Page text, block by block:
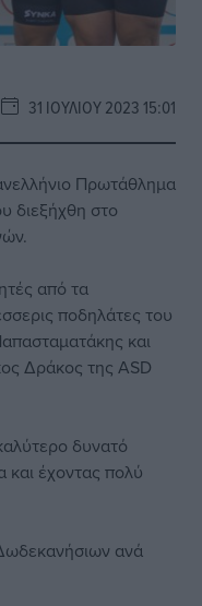
31 ΙΟΥΛΊΟΥ 2023 15:01
Πρωτάθλημα
διεξήχθη στο
από τα
ποδηλάτες του
και
Δράκος της ASD
δυνατό
και έχοντας πολύ
ανά